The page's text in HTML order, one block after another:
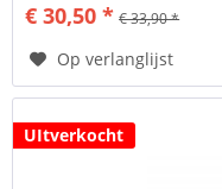
€ 30,50 * € 33,90 *
Op verlanglijst
UItverkocht